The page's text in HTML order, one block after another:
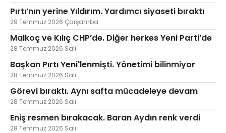
Pırtı’nın yerine Yıldırım. Yardımcı siyaseti bıraktı
29 Temmuz 2026 Çarşamba
Malkoç ve Kılıç CHP’de. Diğer herkes Yeni Parti’de
28 Temmuz 2026 Salı
Başkan Pırtı Yeni'lenmişti. Yönetimi bilinmiyor
28 Temmuz 2026 Salı
Görevi bıraktı. Aynı safta mücadeleye devam
28 Temmuz 2026 Salı
Eniş resmen bırakacak. Baran Aydın renk verdi
28 Temmuz 2026 Salı